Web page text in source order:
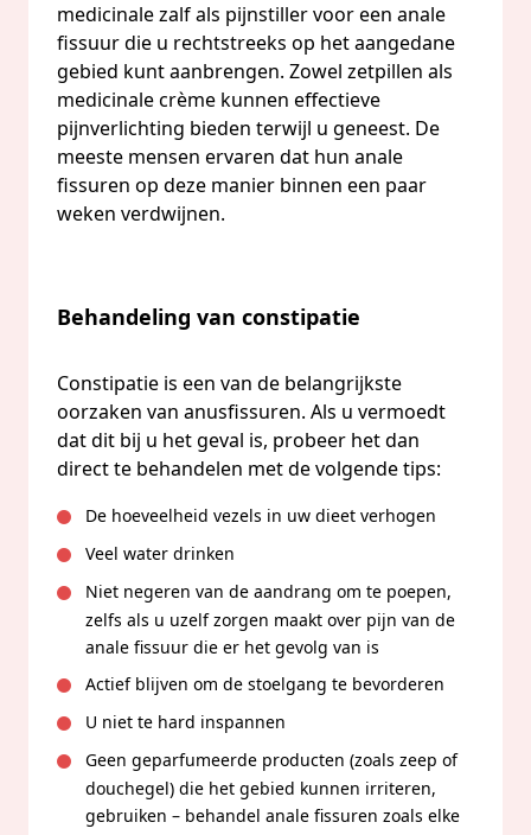
medicinale zalf als pijnstiller voor een anale
fissuur die u rechtstreeks op het aangedane
gebied kunt aanbrengen. Zowel zetpillen als
medicinale crème kunnen effectieve
pijnverlichting bieden terwijl u geneest. De
meeste mensen ervaren dat hun anale
fissuren op deze manier binnen een paar
weken verdwijnen.
Behandeling van constipatie
Constipatie is een van de belangrijkste
oorzaken van anusfissuren. Als u vermoedt
dat dit bij u het geval is, probeer het dan
direct te behandelen met de volgende tips:
De hoeveelheid vezels in uw dieet verhogen
Veel water drinken
Niet negeren van de aandrang om te poepen,
zelfs als u uzelf zorgen maakt over pijn van de
anale fissuur die er het gevolg van is
Actief blijven om de stoelgang te bevorderen
U niet te hard inspannen
Geen geparfumeerde producten (zoals zeep of
douchegel) die het gebied kunnen irriteren,
gebruiken – behandel anale fissuren zoals elke